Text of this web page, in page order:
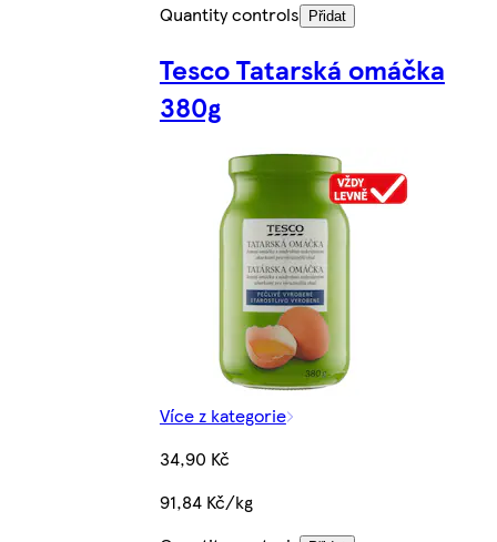
Quantity controls
Přidat
Tesco Tatarská omáčka
380g
Více z kategorie
34,90 Kč
91,84 Kč/kg